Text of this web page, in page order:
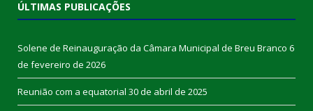
ÚLTIMAS PUBLICAÇÕES
Solene de Reinauguração da Câmara Municipal de Breu Branco 6
de fevereiro de 2026
Reunião com a equatorial 30 de abril de 2025